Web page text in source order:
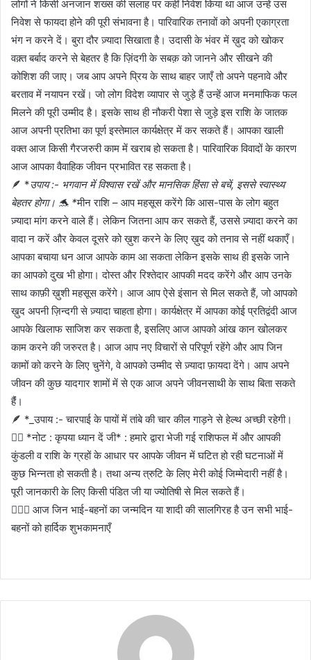
लोगों ने किसी अनजान शख्स की सलाह पर कहीं निवेश किया था आज उन्हें उस
निवेश से फायदा होने की पूरी संभावना है। पारिवारिक तनावों को अपनी एकाग्रता
भंग न करने दें। बुरा दौर ज़्यादा सिखाता है। उदासी के भंवर में ख़ुद को खोकर
वक़्त बर्बाद करने से बेहतर है कि ज़िंदगी के सबक़ को जानने और सीखने की
कोशिश की जाए। जब आप अपने प्रिय के साथ बाहर जाएँ तो अपने पहनावे और
बरताव में नयापन रखें। जो लोग विदेश व्यापार से जुड़े हैं उन्हें आज मनमाफिक फल
मिलने की पूरी उम्मीद है। इसके साथ ही नौकरी पेशा से जुड़े इस राशि के जातक
आज अपनी प्रतिभा का पूर्ण इस्तेमाल कार्यक्षेत्र में कर सकते हैं। आपका खाली
वक्त आज किसी गैरजरुरी काम में खराब हो सकता है। पारिवारिक विवादों के कारण
आज आपका वैवाहिक जीवन प्रभावित रह सकता है।
🪶 *उपाय :- भगवान में विश्वास रखें और मानसिक हिंसा से बचें, इससे स्वास्थ्य
बेहतर होगा। 🐬 *मीन राशि – आप महसूस करेंगे कि आस-पास के लोग बहुत
ज़्यादा मांग करने वाले हैं। लेकिन जितना आप कर सकते हैं, उससे ज़्यादा करने का
वादा न करें और केवल दूसरे को ख़ुश करने के लिए ख़ुद को तनाव से नहीं थकाएँ।
आपका बचाया धन आज आपके काम आ सकता लेकिन इसके साथ ही इसके जाने
का आपको दुख भी होगा। दोस्त और रिश्तेदार आपकी मदद करेंगे और आप उनके
साथ काफ़ी ख़ुशी महसूस करेंगे। आज आप ऐसे इंसान से मिल सकते हैं, जो आपको
ख़ुद अपनी ज़िन्दगी से ज़्यादा चाहता होगा। कार्यक्षेत्र में आपका कोई प्रतिद्वंदी आज
आपके खिलाफ साजिश कर सकता है, इसलिए आज आपको आंख कान खोलकर
काम करने की जरुरत है। आज आप नए विचारों से परिपूर्ण रहेंगे और आप जिन
कामों को करने के लिए चुनेंगे, वे आपको उम्मीद से ज़्यादा फ़ायदा देंगे। आप अपने
जीवन की कुछ यादगार शामों में से एक आज अपने जीवनसाथी के साथ बिता सकते
हैंं।
🪶 *_उपाय :- चारपाई के पायों में तांबे की चार कील गाड़ने से हेल्थ अच्छी रहेगी।
✍🏼 *नोट : कृपया ध्यान दें जी* : हमारे द्वारा भेजी गई राशिफल में और आपकी
कुंडली व राशि के ग्रहों के आधार पर आपके जीवन में घटित हो रही घटनाओं में
कुछ भिन्नता हो सकती है। तथा अन्य त्रुटि के लिए मेरी कोई जिम्मेदारी नहीं है।
पूरी जानकारी के लिए किसी पंडित जी या ज्योतिषी से मिल सकते हैं।
🤷🏻‍♀ आज जिन भाई-बहनों का जन्मदिन या शादी की सालगिरह है उन सभी भाई-
बहनों को हार्दिक शुभकामनाएँ